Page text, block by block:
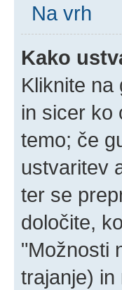
Na vrh
Kako
Kliknite na
in sicer ko
temo; če
ustvaritev
ter se
določite,
"Možnosti
trajanje) in